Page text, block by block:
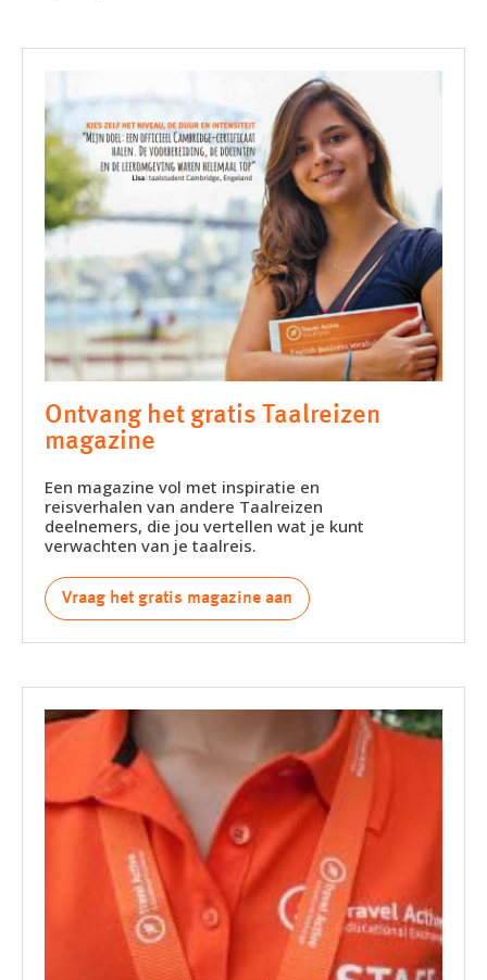
Ontvang het gratis Taalreizen
magazine
Een magazine vol met inspiratie en
reisverhalen van andere Taalreizen
deelnemers, die jou vertellen wat je kunt
verwachten van je taalreis.
Vraag het gratis magazine aan